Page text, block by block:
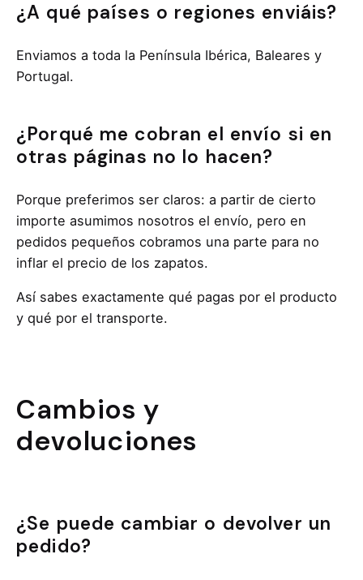
¿A qué países o regiones enviáis?
Enviamos a toda la Península Ibérica, Baleares y
Portugal.
¿Porqué me cobran el envío si en
otras páginas no lo hacen?
Porque preferimos ser claros: a partir de cierto
importe asumimos nosotros el envío, pero en
pedidos pequeños cobramos una parte para no
inflar el precio de los zapatos.
Así sabes exactamente qué pagas por el producto
y qué por el transporte.
Cambios y
devoluciones
¿Se puede cambiar o devolver un
pedido?